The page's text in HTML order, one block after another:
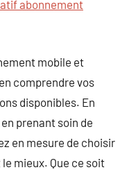
abonnement
mobile et
comprendre vos
disponibles. En
prenant soin de
en mesure de choisir
mieux. Que ce soit